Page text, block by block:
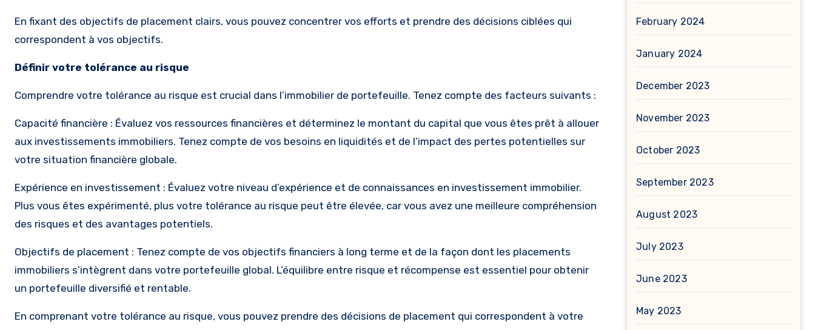
En fixant des objectifs de placement clairs, vous pouvez concentrer vos efforts et prendre des décisions ciblées qui
correspondent à vos objectifs.
Définir votre tolérance au risque
Comprendre votre tolérance au risque est crucial dans l’immobilier de portefeuille. Tenez compte des facteurs suivants :
Capacité financière : Évaluez vos ressources financières et déterminez le montant du capital que vous êtes prêt à allouer
aux investissements immobiliers. Tenez compte de vos besoins en liquidités et de l’impact des pertes potentielles sur
votre situation financière globale.
Expérience en investissement : Évaluez votre niveau d’expérience et de connaissances en investissement immobilier.
Plus vous êtes expérimenté, plus votre tolérance au risque peut être élevée, car vous avez une meilleure compréhension
des risques et des avantages potentiels.
Objectifs de placement : Tenez compte de vos objectifs financiers à long terme et de la façon dont les placements
immobiliers s’intègrent dans votre portefeuille global. L’équilibre entre risque et récompense est essentiel pour obtenir
un portefeuille diversifié et rentable.
En comprenant votre tolérance au risque, vous pouvez prendre des décisions de placement qui correspondent à votre
February 2024
January 2024
December 2023
November 2023
October 2023
September 2023
August 2023
July 2023
June 2023
May 2023